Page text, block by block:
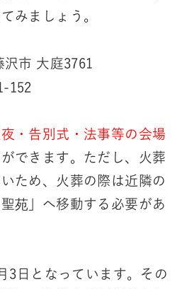
みましょう。
市 大庭3761
152
・告別式・法事等の会場
できます。ただし、火葬
ため、火葬の際は近隣の
苑」へ移動する必要があ
3日となっています。その